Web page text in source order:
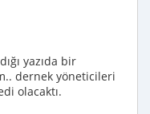
yazıda bir
dernek yöneticileri
olacaktı.